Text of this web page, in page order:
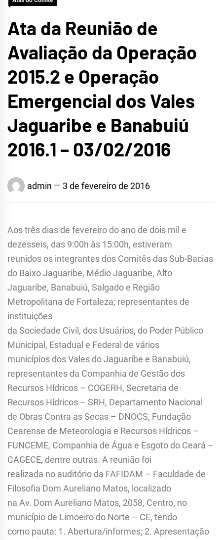
Ata da Reunião de
Avaliação da Operação
2015.2 e Operação
Emergencial dos Vales
Jaguaribe e Banabuiú
2016.1 – 03/02/2016
admin 3 de fevereiro de 2016
Aos três dias de fevereiro do ano de dois mil e
dezesseis, das 9:00h às 15:00h, estiveram
reunidos os integrantes dos Comitês das Sub-Bacias
do Baixo Jaguaribe, Médio Jaguaribe, Alto
Jaguaribe, Banabuiú, Salgado e Região
Metropolitana de Fortaleza; representantes de
instituições
da Sociedade Civil, dos Usuários, do Poder Público
Municipal, Estadual e Federal de vários
municípios dos Vales do Jaguaribe e Banabuiú,
representantes da Companhia de Gestão dos
Recursos Hídricos – COGERH, Secretaria de
Recursos Hídricos – SRH, Departamento Nacional
de Obras Contra as Secas – DNOCS, Fundação
Cearense de Meteorologia e Recursos Hídricos –
FUNCEME, Companhia de Água e Esgoto do Ceará –
CAGECE, dentre outras. A reunião foi
realizada no auditório da FAFIDAM – Faculdade de
Filosofia Dom Aureliano Matos, localizado
na Av. Dom Aureliano Matos, 2058, Centro, no
município de Limoeiro do Norte – CE, tendo
como pauta: 1. Abertura/informes; 2. Apresentação